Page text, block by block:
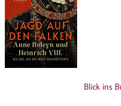
Blick ins